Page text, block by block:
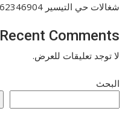
شغالات حي التيسير 0562346904
Recent Comments
لا توجد تعليقات للعرض.
البحث